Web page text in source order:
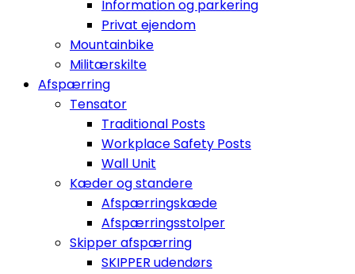
Information og parkering
Privat ejendom
Mountainbike
Militærskilte
Afspærring
Tensator
Traditional Posts
Workplace Safety Posts
Wall Unit
Kæder og standere
Afspærringskæde
Afspærringsstolper
Skipper afspærring
SKIPPER udendørs